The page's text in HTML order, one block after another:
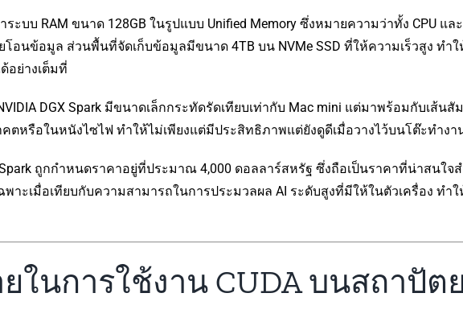
ะบบ RAM ขนาด 128GB ในรูปแบบ Unified Memory ซึ่งหมายความว่าทั้ง CPU แ
โอนข้อมูล ส่วนพื้นที่จัดเก็บข้อมูลมีขนาด 4TB บน NVMe SSD ที่ให้ความเร็วสูง ท
อย่างเต็มที่
DGX Spark มีขนาดเล็กกระทัดรัดเทียบเท่ากับ Mac mini แต่มาพร้อมกับเส้
ตหรือในหนังไซไฟ ทำให้ไม่เพียงแต่มีประสิทธิภาพแต่ยังดูดีเมื่อวางไว้บนโต๊ะทำงา
ถูกกำหนดราคาอยู่ที่ประมาณ 4,000 ดอลลาร์สหรัฐ ซึ่งถือเป็นราคาที่น่าสนใจ
าะเมื่อเทียบกับความสามารถในการประมวลผล AI ระดับสูงที่มีให้ในตัวเครื่อง ท
ในการใช้งาน CUDA บนสถาปัต